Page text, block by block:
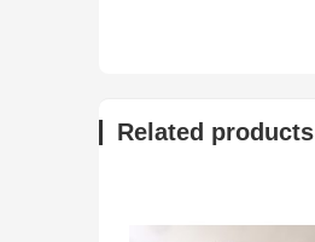
Related products